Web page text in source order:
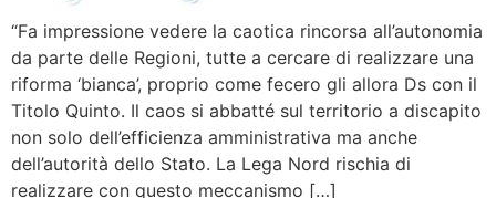
“Fa impressione vedere la caotica rincorsa all’autonomia
da parte delle Regioni, tutte a cercare di realizzare una
riforma ‘bianca’, proprio come fecero gli allora Ds con il
Titolo Quinto. Il caos si abbatté sul territorio a discapito
non solo dell’efficienza amministrativa ma anche
dell’autorità dello Stato. La Lega Nord rischia di
realizzare con questo meccanismo […]